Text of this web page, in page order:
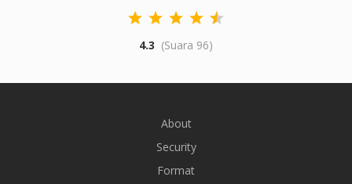
4.3 (Suara 96)
About
Security
Format